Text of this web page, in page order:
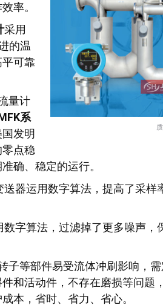
率。
采用
的温
可靠
量计
系
发明
点稳
确、稳定的运行。
送器运用数字算法，提高了采样
数字算法，过滤掉了更多噪声，
等部件易受流体冲刷影响，需
和活动件，不存在磨损等问题
本，省时、省力、省心。